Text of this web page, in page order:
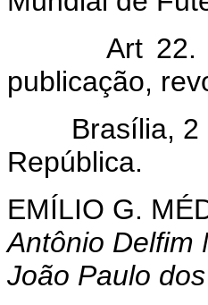
Art 22.
publicação,
Brasília, 2
República.
EMÍLIO G.
Antônio Delfim
João Paulo